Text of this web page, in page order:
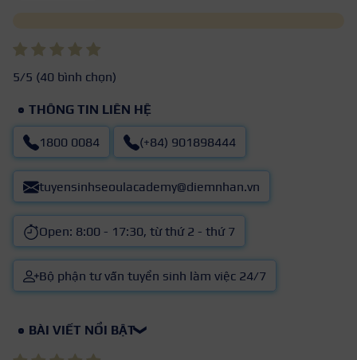
5/5 (40 bình chọn)
THÔNG TIN LIÊN HỆ
1800 0084 (+84) 901898444
tuyensinhseoulacademy@diemnhan.vn
Open: 8:00 - 17:30, từ thứ 2 - thứ 7
Bộ phận tư vấn tuyển sinh làm việc 24/7
BÀI VIẾT NỔI BẬT❯